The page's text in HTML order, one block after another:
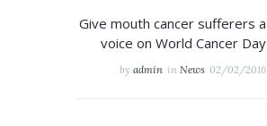
Give mouth cancer sufferers a
voice on World Cancer Day
02/02/2016
byadmin inNews